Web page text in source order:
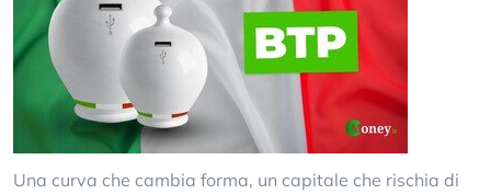
Una curva che cambia forma, un capitale che rischia di